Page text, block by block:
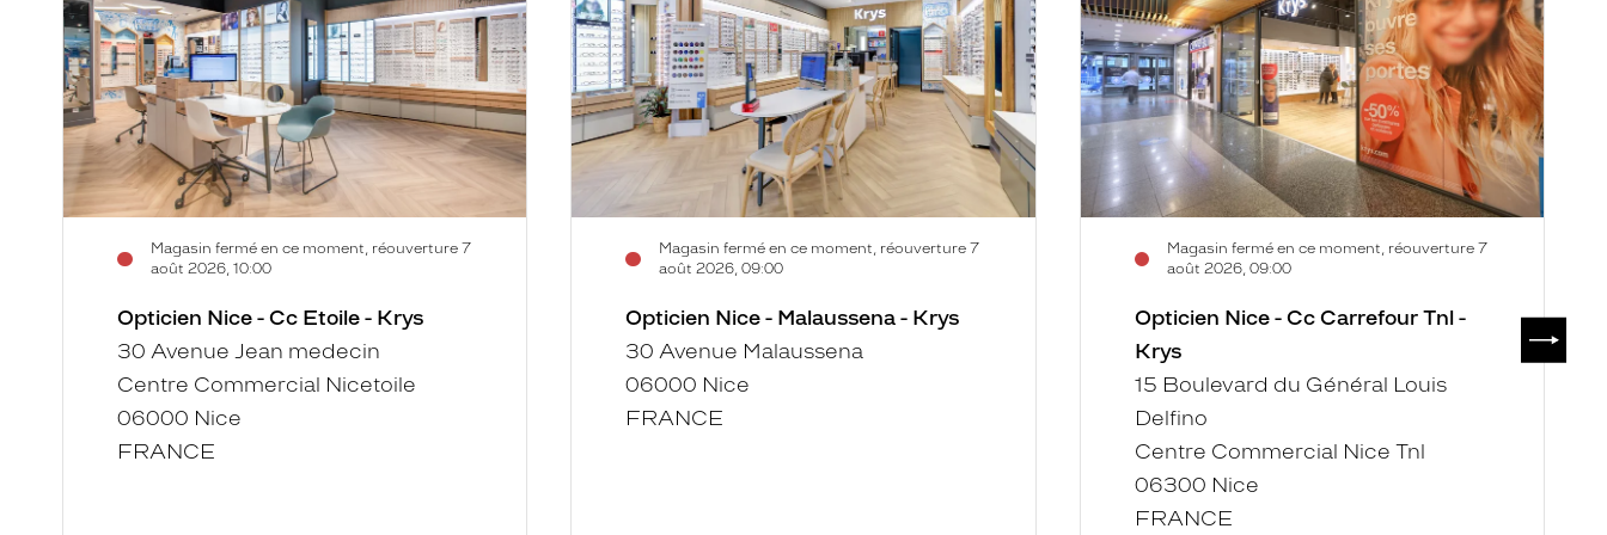
Cc
Etoile
-
Krys
Magasin fermé en ce moment, réouverture 7
août 2026, 10:00
Opticien Nice - Cc Etoile - Krys
30 Avenue Jean medecin
Centre Commercial Nicetoile
06000 Nice
FRANCE
Malaussena
-
Krys
Magasin fermé en ce moment, réouverture 7
août 2026, 09:00
Opticien Nice - Malaussena - Krys
30 Avenue Malaussena
06000 Nice
FRANCE
Cc
Carrefour
Tnl
-
Krys
Magasin fermé en ce moment, réouverture 7
août 2026, 09:00
Opticien Nice - Cc Carrefour Tnl -
Krys
15 Boulevard du Général Louis
Delfino
Centre Commercial Nice Tnl
06300 Nice
FRANCE